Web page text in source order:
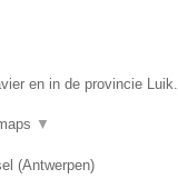
en in de provincie Luik.
▼
(Antwerpen)